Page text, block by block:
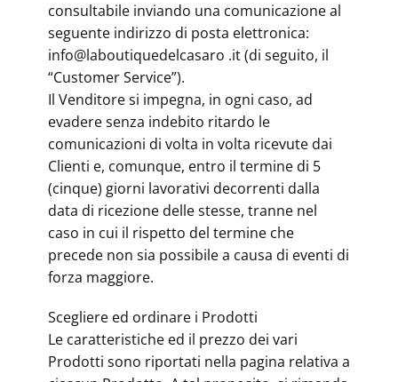
consultabile inviando una comunicazione al
seguente indirizzo di posta elettronica:
info@laboutiquedelcasaro .it (di seguito, il
“Customer Service”).
Il Venditore si impegna, in ogni caso, ad
evadere senza indebito ritardo le
comunicazioni di volta in volta ricevute dai
Clienti e, comunque, entro il termine di 5
(cinque) giorni lavorativi decorrenti dalla
data di ricezione delle stesse, tranne nel
caso in cui il rispetto del termine che
precede non sia possibile a causa di eventi di
forza maggiore.
Scegliere ed ordinare i Prodotti
Le caratteristiche ed il prezzo dei vari
Prodotti sono riportati nella pagina relativa a